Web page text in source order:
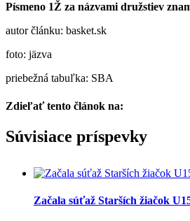
Písmeno 1Ž za názvami družstiev
autor článku: basket.sk
foto: jäzva
priebežná tabuľka: SBA
Zdieľať tento článok na:
Facebook
Twitter
Súvisiace príspevky
Začala súťaž Starších žiačok